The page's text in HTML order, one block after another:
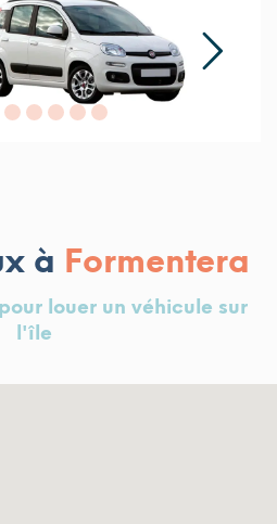
à Formentera
louer un véhicule sur
l'île